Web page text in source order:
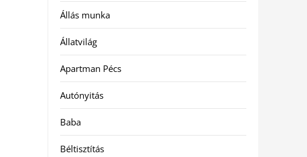
Állás munka
Állatvilág
Apartman Pécs
Autónyitás
Baba
Béltisztítás